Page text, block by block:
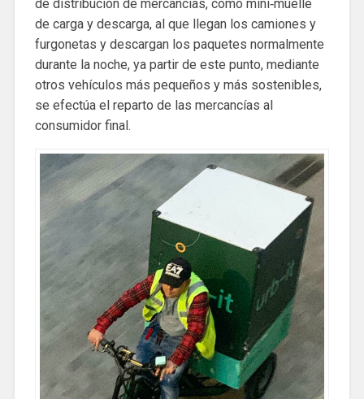
de distribución de mercancías, como mini‐muelle
de carga y descarga, al que llegan los camiones y
furgonetas y descargan los paquetes normalmente
durante la noche, ya partir de este punto, mediante
otros vehículos más pequeños y más sostenibles,
se efectúa el reparto de las mercancías al
consumidor final.